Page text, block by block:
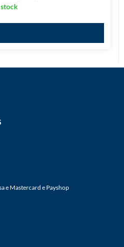
stock
e Mastercard e Payshop